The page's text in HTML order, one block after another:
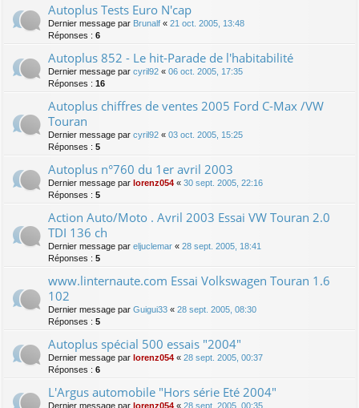
Autoplus Tests Euro N'cap
Dernier message par Brunalf « 21 oct. 2005, 13:48
Réponses : 6
Autoplus 852 - Le hit-Parade de l'habitabilité
Dernier message par cyril92 « 06 oct. 2005, 17:35
Réponses : 16
Autoplus chiffres de ventes 2005 Ford C-Max /VW
Touran
Dernier message par cyril92 « 03 oct. 2005, 15:25
Réponses : 5
Autoplus n°760 du 1er avril 2003
Dernier message par lorenz054 « 30 sept. 2005, 22:16
Réponses : 5
Action Auto/Moto . Avril 2003 Essai VW Touran 2.0
TDI 136 ch
Dernier message par eljuclemar « 28 sept. 2005, 18:41
Réponses : 5
www.linternaute.com Essai Volkswagen Touran 1.6
102
Dernier message par Guigui33 « 28 sept. 2005, 08:30
Réponses : 5
Autoplus spécial 500 essais "2004"
Dernier message par lorenz054 « 28 sept. 2005, 00:37
Réponses : 6
L'Argus automobile "Hors série Eté 2004"
Dernier message par lorenz054 « 28 sept. 2005, 00:35